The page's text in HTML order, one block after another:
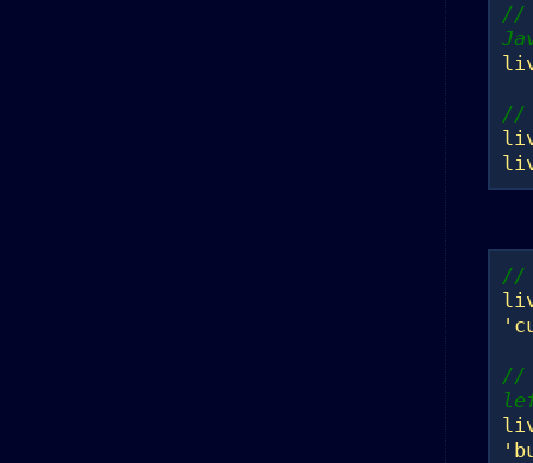
//
//
//
//